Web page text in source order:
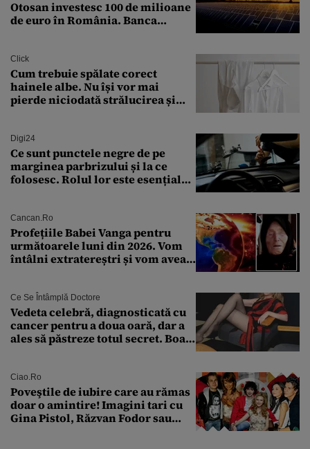
Otosan investesc 100 de milioane
de euro în România. Banca
Click
Cum trebuie spălate corect
hainele albe. Nu își vor mai
pierde niciodată strălucirea și
Digi24
Ce sunt punctele negre de pe
marginea parbrizului și la ce
folosesc. Rolul lor este esențial
Cancan.ro
Profețiile Babei Vanga pentru
următoarele luni din 2026. Vom
întâlni extratereștri și vom avea
Ce Se Întâmplă Doctore
Vedeta celebră, diagnosticată cu
cancer pentru a doua oară, dar a
ales să păstreze totul secret. Boala
Ciao.ro
Poveştile de iubire care au rămas
doar o amintire! Imagini tari cu
Gina Pistol, Răzvan Fodor sau